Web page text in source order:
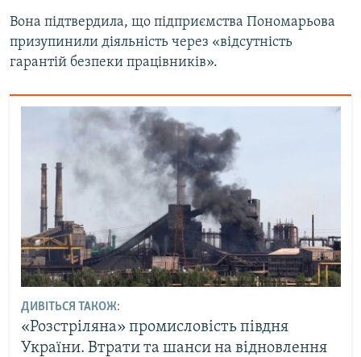
Вона підтвердила, що підприємства Пономарьова
призупинили діяльність через «відсутність
гарантій безпеки працівників».
ДИВІТЬСЯ ТАКОЖ:
«Розстріляна» промисловість півдня
України. Втрати та шанси на відновлення